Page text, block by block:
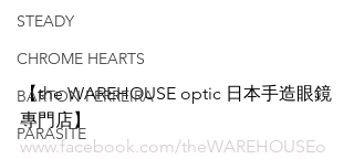
STEADY
CHROME HEARTS
BARTON PERREIRA
PARASITE
【the WAREHOUSE optic 日本手造眼鏡
專門店】
www.facebook.com/theWAREHOUSEo